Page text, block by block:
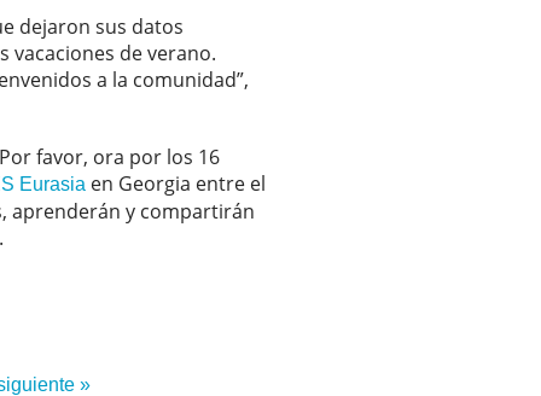
dejaron sus datos
vacaciones de verano.
a la comunidad”,
favor, ora por los 16
Eurasia en Georgia entre el
aprenderán y compartirán
»